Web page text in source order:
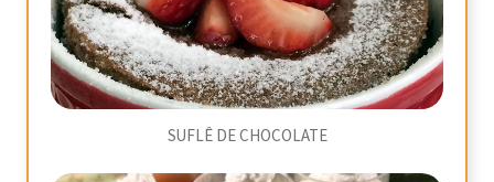
SUFLÊ DE CHOCOLATE